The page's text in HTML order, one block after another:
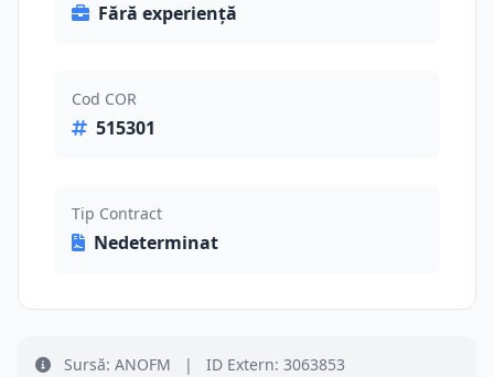
Fără experiență
Cod COR
515301
Tip Contract
Nedeterminat
Sursă: ANOFM | ID Extern: 3063853